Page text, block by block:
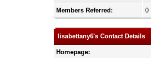
Members Referred:
0
lisabettany6's Contact Details
Homepage: